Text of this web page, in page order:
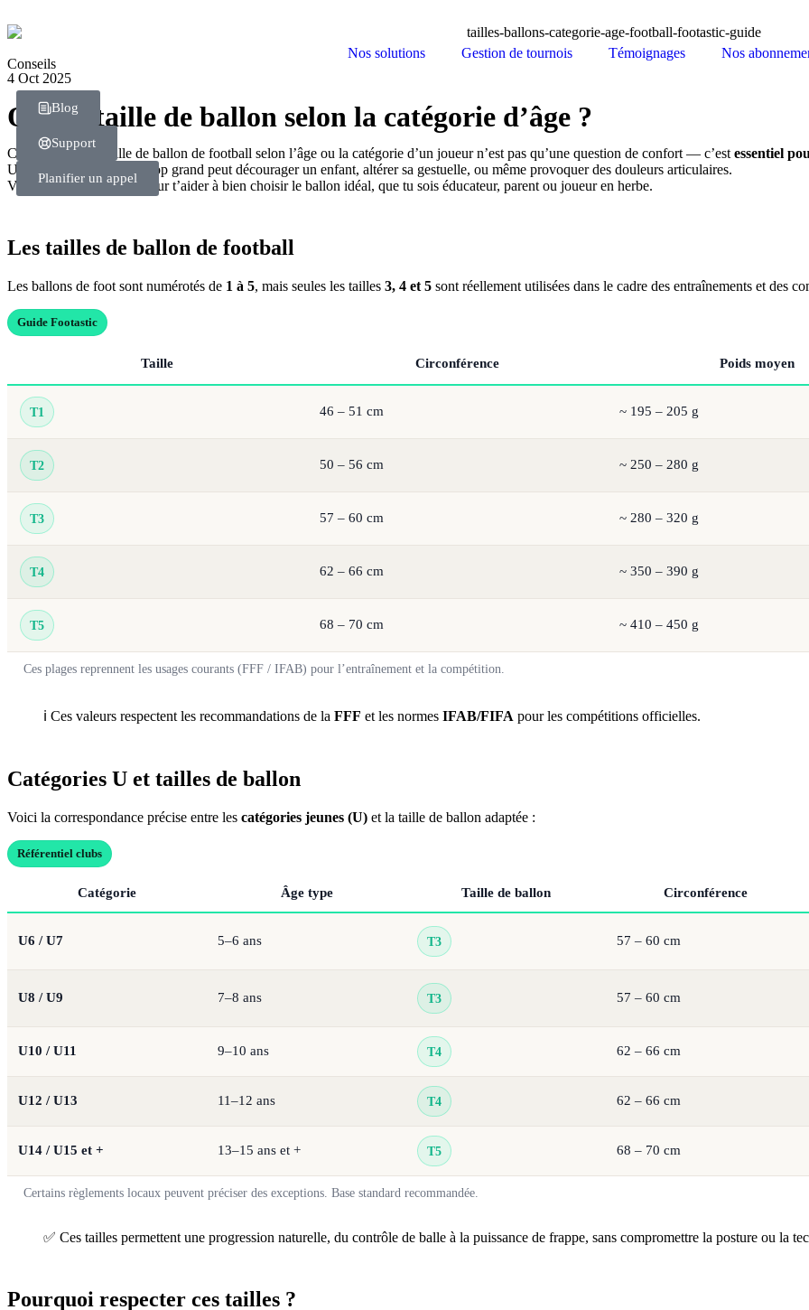
Nos solutions Gestion de tournois Témoignages Nos
Blog
Support
Planifier un appel
Conseils
4 Oct 2025
Quelle taille de ballon selon la catégorie d’âge ?
Choisir la bonne taille de ballon de football selon l’âge ou la catégorie d’un joueur n’est pas qu’une question de confort — c’est essentiel
Un ballon trop lourd ou trop grand peut décourager un enfant, altérer sa gestuelle, ou même provoquer des douleurs articulaires.
Voici un guide complet pour t’aider à bien choisir le ballon idéal, que tu sois éducateur, parent ou joueur en herbe.
Les tailles de ballon de football
Les ballons de foot sont numérotés de 1 à 5, mais seules les tailles 3, 4 et 5 sont réellement utilisées dans le cadre des entraînements et des
Guide Footastic
Taille Circonférence Poids moyen
T1 46 – 51 cm ~ 195 – 205 g
T2 50 – 56 cm ~ 250 – 280 g
T3 57 – 60 cm ~ 280 – 320 g
T4 62 – 66 cm ~ 350 – 390 g
T5 68 – 70 cm ~ 410 – 450 g
Ces plages reprennent les usages courants (FFF / IFAB) pour l’entraînement et la compétition.
ℹ️ Ces valeurs respectent les recommandations de la FFF et les normes IFAB/FIFA pour les compétitions officielles.
Catégories U et tailles de ballon
Voici la correspondance précise entre les catégories jeunes (U) et la taille de ballon adaptée :
Référentiel clubs
Catégorie Âge type Taille de ballon Circonférence
U6 / U7 5–6 ans T3 57 – 60 cm
U8 / U9 7–8 ans T3 57 – 60 cm
U10 / U11 9–10 ans T4 62 – 66 cm
U12 / U13 11–12 ans T4 62 – 66 cm
U14 / U15 et + 13–15 ans et + T5 68 – 70 cm
Certains règlements locaux peuvent préciser des exceptions. Base standard recommandée.
✅ Ces tailles permettent une progression naturelle, du contrôle de balle à la puissance de frappe, sans compromettre la posture ou la
Pourquoi respecter ces tailles ?